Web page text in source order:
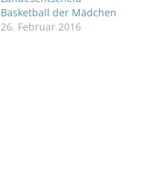
Basketball der Mädchen
26. Februar 2016